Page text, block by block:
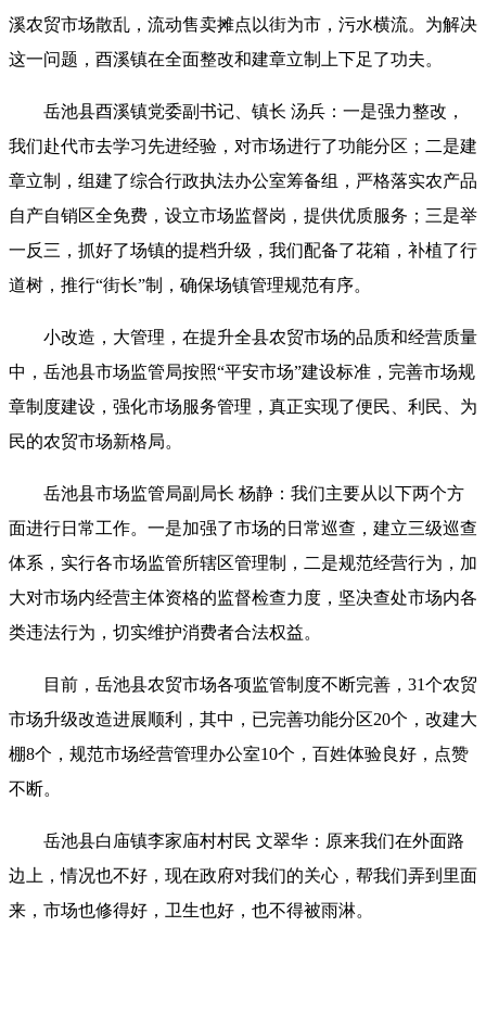
溪农贸市场散乱，流动售卖摊点以街为市，污水横流。为解决
这一问题，酉溪镇在全面整改和建章立制上下足了功夫。
岳池县酉溪镇党委副书记、镇长 汤兵：一是强力整改，
我们赴代市去学习先进经验，对市场进行了功能分区；二是建
章立制，组建了综合行政执法办公室筹备组，严格落实农产品
自产自销区全免费，设立市场监督岗，提供优质服务；三是举
一反三，抓好了场镇的提档升级，我们配备了花箱，补植了行
道树，推行“街长”制，确保场镇管理规范有序。
小改造，大管理，在提升全县农贸市场的品质和经营质量
中，岳池县市场监管局按照“平安市场”建设标准，完善市场规
章制度建设，强化市场服务管理，真正实现了便民、利民、为
民的农贸市场新格局。
岳池县市场监管局副局长 杨静：我们主要从以下两个方
面进行日常工作。一是加强了市场的日常巡查，建立三级巡查
体系，实行各市场监管所辖区管理制，二是规范经营行为，加
大对市场内经营主体资格的监督检查力度，坚决查处市场内各
类违法行为，切实维护消费者合法权益。
目前，岳池县农贸市场各项监管制度不断完善，31个农贸
市场升级改造进展顺利，其中，已完善功能分区20个，改建大
棚8个，规范市场经营管理办公室10个，百姓体验良好，点赞
不断。
岳池县白庙镇李家庙村村民 文翠华：原来我们在外面路
边上，情况也不好，现在政府对我们的关心，帮我们弄到里面
来，市场也修得好，卫生也好，也不得被雨淋。